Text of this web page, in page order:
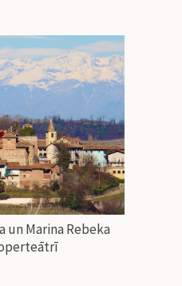
Marina Rebeka
operteātrī